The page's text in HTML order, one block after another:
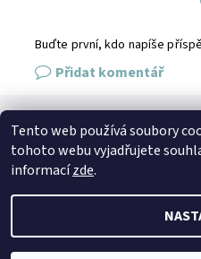
Buďte první, kdo napíše
Přidat komentář
SPOJTE
Kontakt
2026 © Petto.cz,
Tento web používá soubory
tohoto webu vyjadřujete
informacízde.